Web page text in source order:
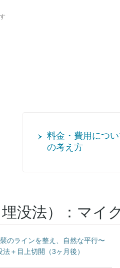
料金・費用につい
の考え方
没法）：マイ
のラインを整え、自然な平行〜
＋目上切開（3ヶ月後）